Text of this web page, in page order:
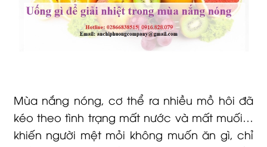
Mùa nắng nóng, cơ thể ra nhiều mồ hôi đã
kéo theo tình trạng mất nước và mất muối…
khiến người mệt mỏi không muốn ăn gì, chỉ